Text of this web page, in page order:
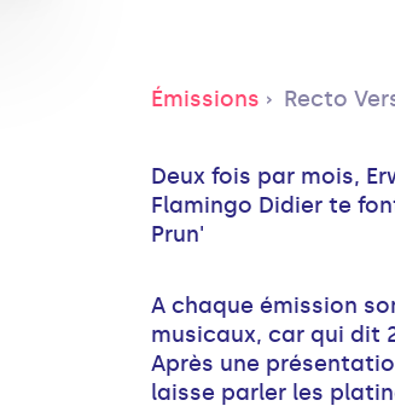
Émissions Recto
Deux fois par mois,
Flamingo Didier te
Prun'
A chaque émission
musicaux, car qui dit
Après une
laisse parler les